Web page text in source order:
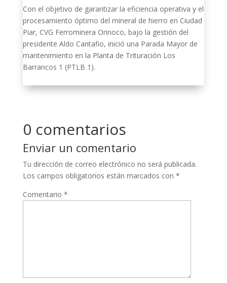
Con el objetivo de garantizar la eficiencia operativa y el
procesamiento óptimo del mineral de hierro en Ciudad
Piar, CVG Ferrominera Orinoco, bajo la gestión del
presidente Aldo Cantafio, inició una Parada Mayor de
mantenimiento en la Planta de Trituración Los
Barrancos 1 (PTLB 1).
0 comentarios
Enviar un comentario
Tu dirección de correo electrónico no será publicada.
Los campos obligatorios están marcados con *
Comentario *